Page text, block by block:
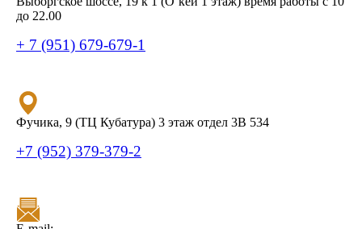
до 22.00
+ 7 (951) 679-679-1
Фучика, 9 (ТЦ Кубатура) 3 этаж отдел 3В 534
+7 (952) 379-379-2